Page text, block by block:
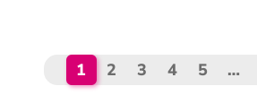
1 2 3 4 5 …